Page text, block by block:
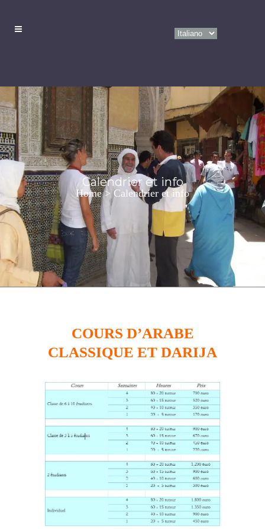
Calendrier et info
Home>Calendrier et info
COURS D’ARABE
CLASSIQUE ET DARIJA